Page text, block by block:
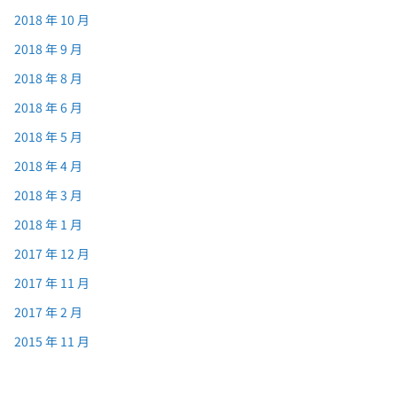
2018 年 10 月
2018 年 9 月
2018 年 8 月
2018 年 6 月
2018 年 5 月
2018 年 4 月
2018 年 3 月
2018 年 1 月
2017 年 12 月
2017 年 11 月
2017 年 2 月
2015 年 11 月